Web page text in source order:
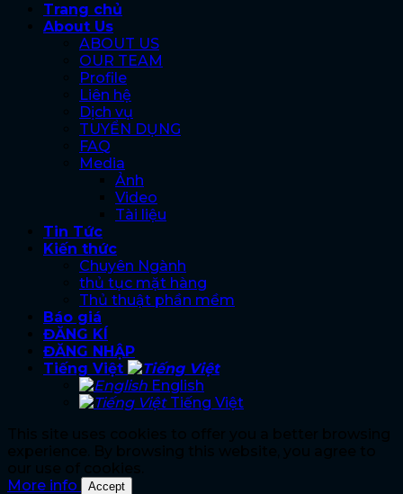
Trang chủ
About Us
ABOUT US
OUR TEAM
Profile
Liên hệ
Dịch vụ
TUYỂN DỤNG
FAQ
Media
Ảnh
Video
Tài liệu
Tin Tức
Kiến thức
Chuyên Ngành
thủ tục mặt hàng
Thủ thuật phần mềm
Báo giá
ĐĂNG KÍ
ĐĂNG NHẬP
Tiếng Việt
English
Tiếng Việt
More info
Accept